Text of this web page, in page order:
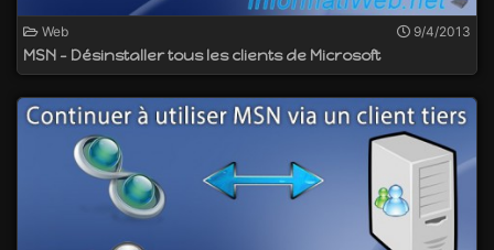
Web 9/4/2013
MSN - Désinstaller tous les clients de Microsoft